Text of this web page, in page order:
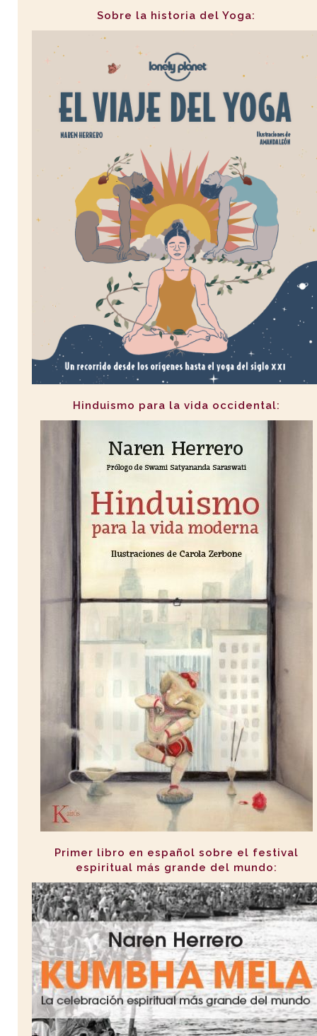
Sobre la historia del Yoga:
Hinduismo para la vida occidental:
Primer libro en español sobre el festival
espiritual más grande del mundo: